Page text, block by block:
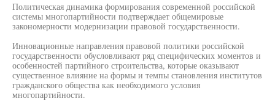
Политическая динамика формирования современной российской
системы многопартийности подтверждает общемировые
закономерности модернизации правовой государственности.
Инновационные направления правовой политики российской
государственности обусловливают ряд специфических моментов и
особенностей партийного строительства, которые оказывают
существенное влияние на формы и темпы становления институтов
гражданского общества как необходимого условия
многопартийности.